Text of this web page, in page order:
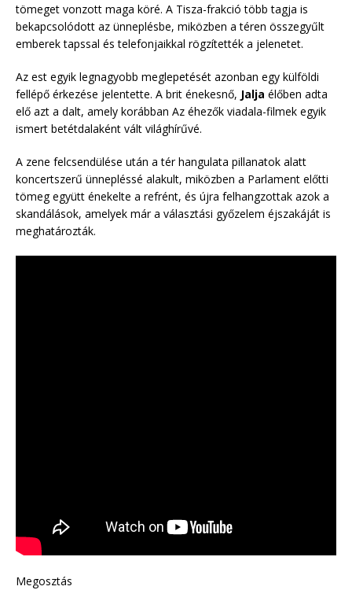
tömeget vonzott maga köré. A Tisza-frakció több tagja is
bekapcsolódott az ünneplésbe, miközben a téren összegyűlt
emberek tapssal és telefonjaikkal rögzítették a jelenetet.
Az est egyik legnagyobb meglepetését azonban egy külföldi
fellépő érkezése jelentette. A brit énekesnő, Jalja élőben adta
elő azt a dalt, amely korábban Az éhezők viadala-filmek egyik
ismert betétdalaként vált világhírűvé.
A zene felcsendülése után a tér hangulata pillanatok alatt
koncertszerű ünnepléssé alakult, miközben a Parlament előtti
tömeg együtt énekelte a refrént, és újra felhangzottak azok a
skandálások, amelyek már a választási győzelem éjszakáját is
meghatározták.
Megosztás